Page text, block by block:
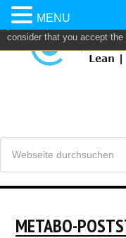
This website uses own and/
personalize content and/or
consider that you accept the
METABO-
MENU